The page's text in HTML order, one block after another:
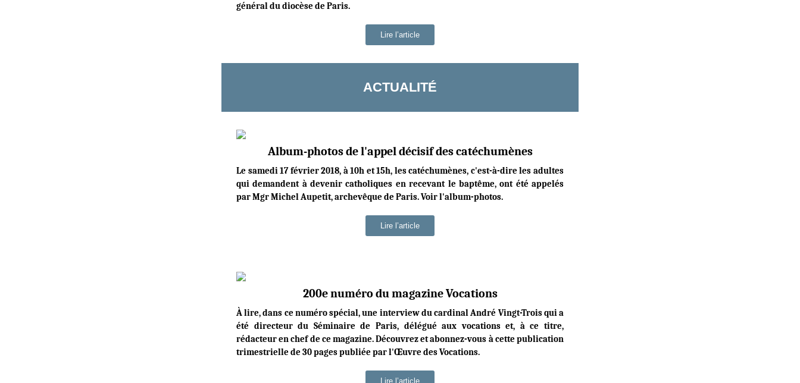
général du diocèse de Paris.
Lire l’article
ACTUALITÉ
Album-photos de l'appel décisif des catéchumènes
Le samedi 17 février 2018, à 10h et 15h, les catéchumènes, c'est-à-dire les adultes
qui demandent à devenir catholiques en recevant le baptême, ont été appelés
par Mgr Michel Aupetit, archevêque de Paris. Voir l'album-photos.
Lire l’article
200e numéro du magazine Vocations
À lire, dans ce numéro spécial, une interview du cardinal André Vingt-Trois qui a
été directeur du Séminaire de Paris, délégué aux vocations et, à ce titre,
rédacteur en chef de ce magazine. Découvrez et abonnez-vous à cette publication
trimestrielle de 30 pages publiée par l'Œuvre des Vocations.
Lire l’article